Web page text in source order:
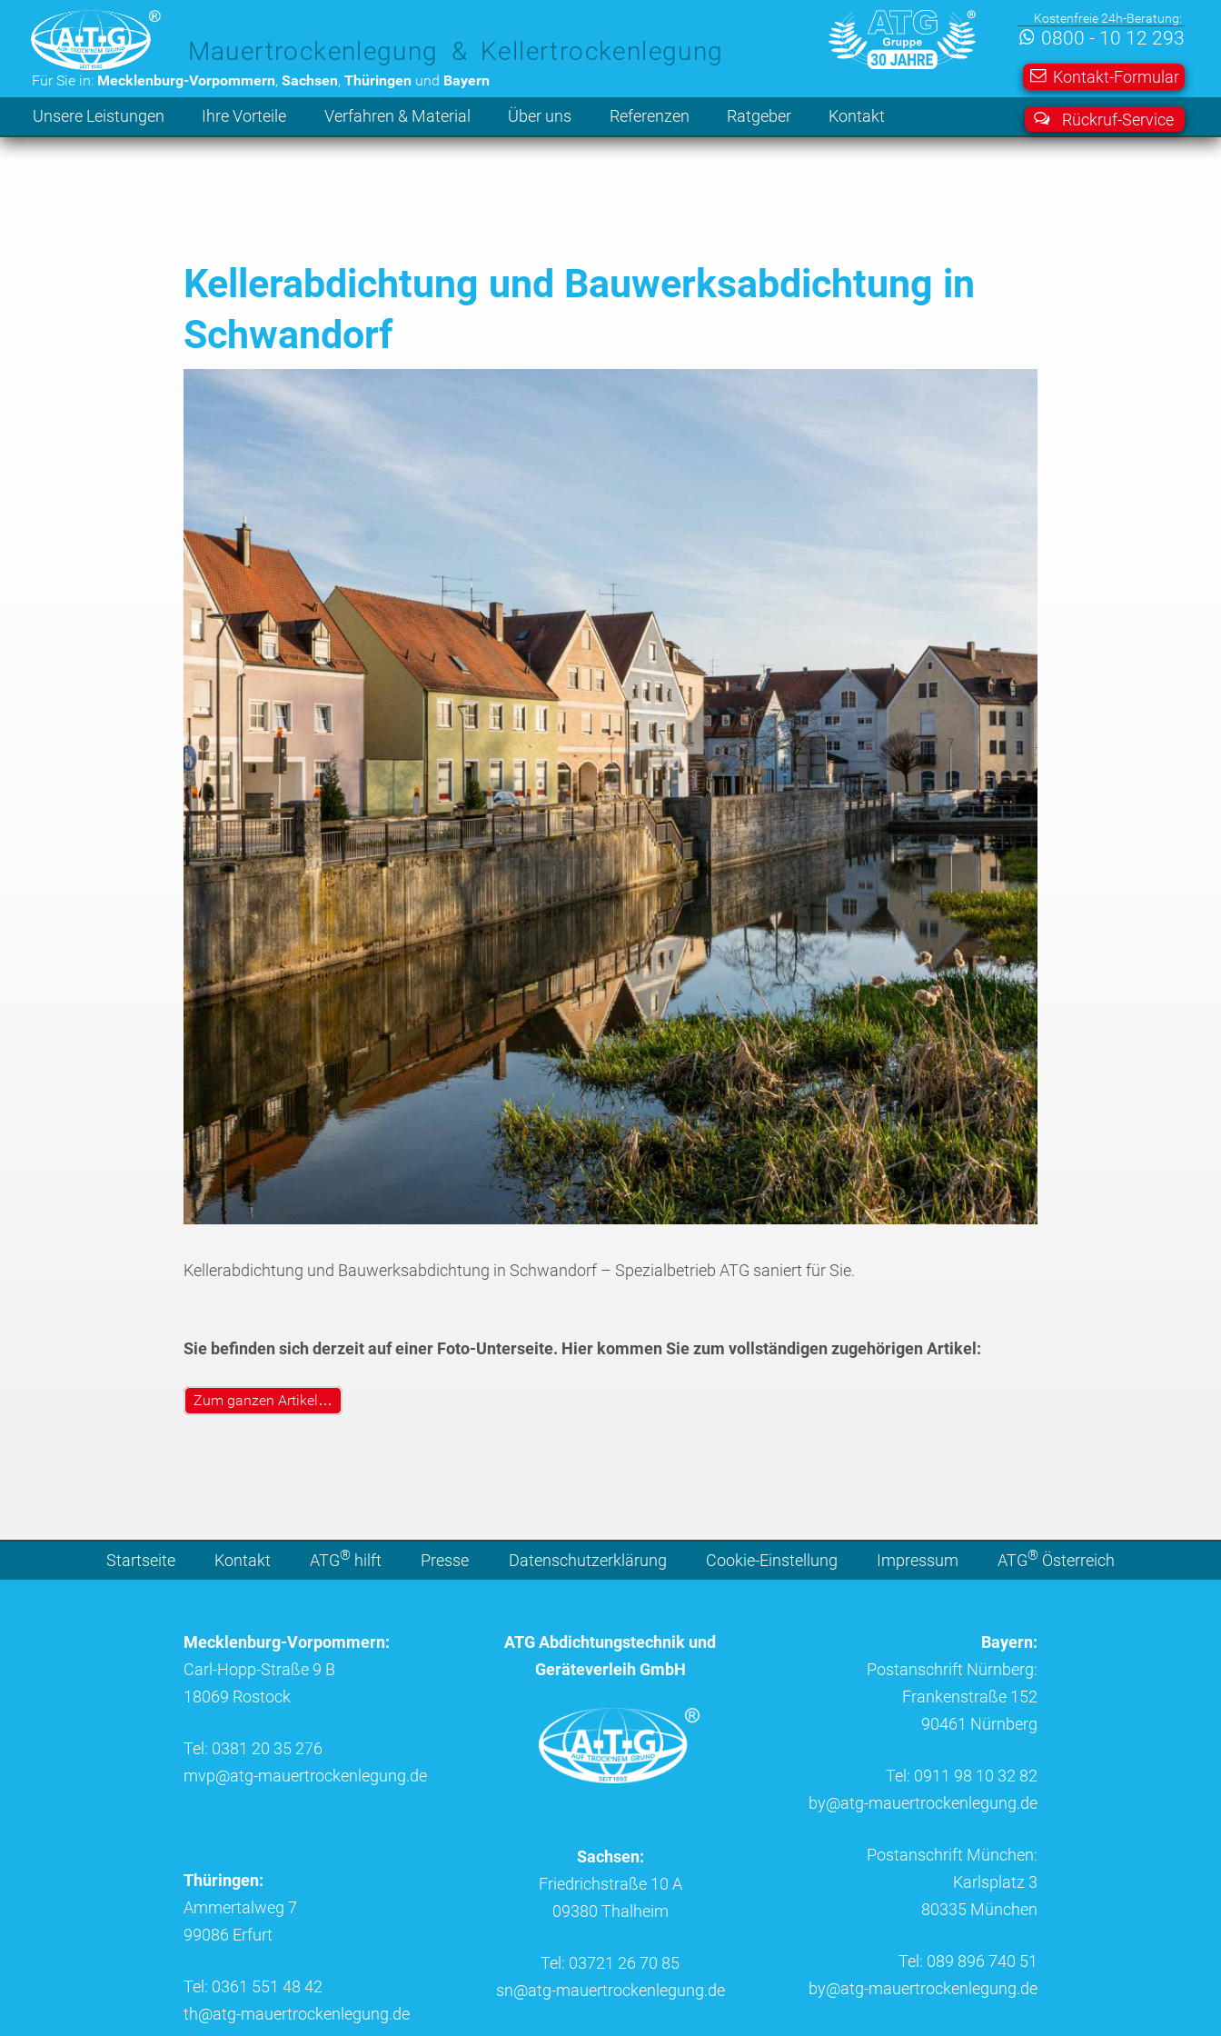
Zum Hauptinhalt der Seite
Mauertrockenlegung & Kellertrockenlegung
Für Sie in: Mecklenburg-Vorpommern, Sachsen, Thüringenund Bayern
Kostenfreie 24h-Beratung:
0800 - 10 12 293
Kontakt-Formular
Unsere Leistungen Ihre Vorteile Verfahren & Material Über uns Referenzen Ratgeber Kontakt Rückruf-Service
Kellerabdichtung und Bauwerksabdichtung in
Schwandorf
Kellerabdichtung und Bauwerksabdichtung in Schwandorf – Spezialbetrieb ATG saniert für Sie.
Sie befinden sich derzeit auf einer Foto-Unterseite. Hier kommen Sie zum vollständigen zugehörigen Artikel:
Zum ganzen Artikel…
Startseite Kontakt ATG® hilft Presse Datenschutzerklärung Cookie-Einstellung Impressum ATG® Österreich
Mecklenburg-Vorpommern:
Carl-Hopp-Straße 9 B
18069 Rostock
Tel: 0381 20 35 276
mvp@atg-mauertrockenlegung.de
Thüringen:
Ammertalweg 7
99086 Erfurt
Tel: 0361 551 48 42
th@atg-mauertrockenlegung.de
ATG Abdichtungstechnik und
Geräteverleih GmbH
Sachsen:
Friedrichstraße 10 A
09380 Thalheim
Tel: 03721 26 70 85
sn@atg-mauertrockenlegung.de
Bayern:
Postanschrift Nürnberg:
Frankenstraße 152
90461 Nürnberg
Tel: 0911 98 10 32 82
by@atg-mauertrockenlegung.de
Postanschrift München:
Karlsplatz 3
80335 München
Tel: 089 896 740 51
by@atg-mauertrockenlegung.de